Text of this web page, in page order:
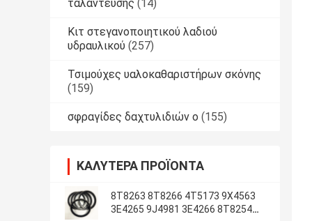
ταλάντευσης (14)
Κιτ στεγανοποιητικού λαδιού
υδραυλικού (257)
Τσιμούχες υαλοκαθαριστήρων σκόνης
(159)
σφραγίδες δαχτυλιδιών ο (155)
ΚΑΛΎΤΕΡΑ ΠΡΟΪΌΝΤΑ
8T8263 8T8266 4T5173 9X4563
3E4265 9J4981 3E4266 8T8254